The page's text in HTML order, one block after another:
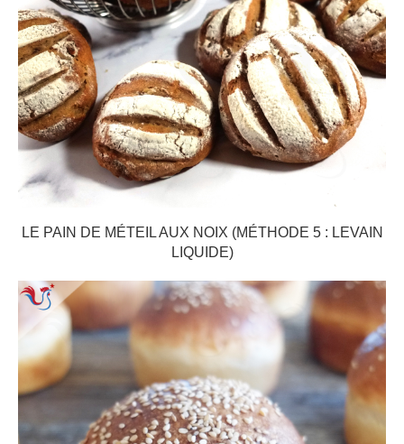
LE PAIN DE MÉTEIL AUX NOIX (MÉTHODE 5 : LEVAIN
LIQUIDE)